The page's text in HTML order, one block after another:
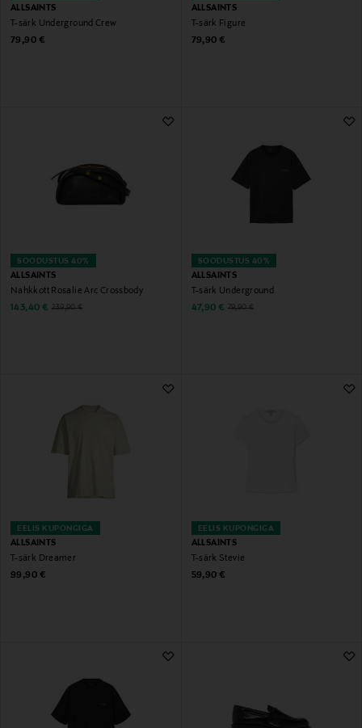
ALLSAINTS
T-särk Underground Crew
Original Price
79,90 €
ALLSAINTS
T-särk Figure
Original Price
79,90 €
SOODUSTUS 40%
ALLSAINTS
Nahkkott Rosalie Arc Crossbody
Discounted Price
143,40 € Original Price
239,90 €
SOODUSTUS 40%
ALLSAINTS
T-särk Underground
Discounted Price
47,90 € Original Price
79,90 €
EELIS KUPONGIGA
ALLSAINTS
T-särk Dreamer
Original Price
99,90 €
EELIS KUPONGIGA
ALLSAINTS
T-särk Stevie
Original Price
59,90 €